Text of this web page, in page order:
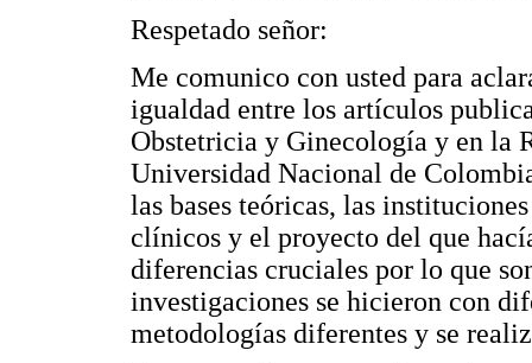
Respetado señor:
Me comunico con usted para
igualdad entre los artículos
Obstetricia y Ginecología y en la
Universidad Nacional de
las bases teóricas, las
clínicos y el proyecto del que
diferencias cruciales por lo que
investigaciones se hicieron con
metodologías diferentes y se